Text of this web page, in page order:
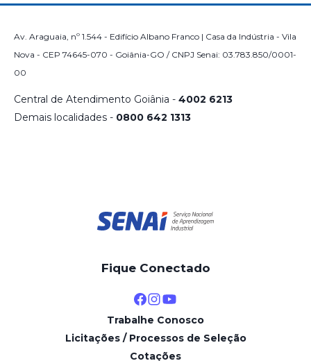
Av. Araguaia, nº 1.544 - Edifício Albano Franco | Casa da Indústria - Vila
Nova - CEP 74645-070 - Goiânia-GO / CNPJ Senai: 03.783.850/0001-
00
Central de Atendimento Goiânia - 4002 6213
Demais localidades - 0800 642 1313
Fique Conectado
Trabalhe Conosco
Licitações / Processos de Seleção
Cotações